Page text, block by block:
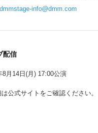
dmmstage-info@dmm.com
配信
8月14日(月) 17:00公演
公式サイトをご確認ください。